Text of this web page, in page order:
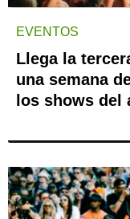
EVENTOS
Llega la
una semana
los shows del